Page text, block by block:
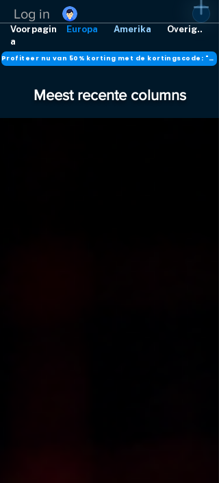
Log in
Europa Amerika Overig..
Voorpagin
a
Profiteer nu van 50% korting met de kortingscode: "DANK"
Meest recente columns